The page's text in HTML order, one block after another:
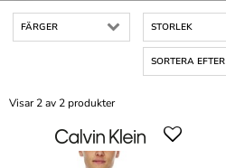
FÄRGER STORLEK
SORTERA EFTER
Visar 2 av 2 produkter